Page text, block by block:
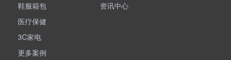
鞋服箱包
医疗保健
3C家电
更多案例
资讯中心